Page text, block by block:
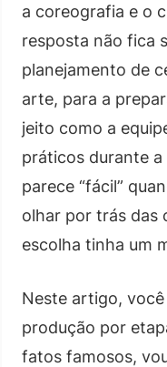
a coreografia e o
resposta não fica
planejamento de
arte, para a
jeito como a
práticos durante
parece “fácil”
olhar por trás das
escolha tinha um
Neste artigo,
produção por
fatos famosos,